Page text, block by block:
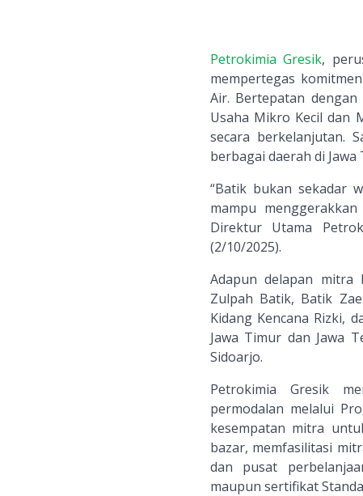
Petrokimia Gresik,
mempertegas
Air. Bertepatan
Usaha Mikro Kecil dan
secara berkelanjutan.
berbagai daerah di Jawa
“Batik bukan sekadar
mampu
Direktur Utama
(2/10/2025).
Adapun delapan mitra
Zulpah Batik, Batik
Kidang Kencana Rizki,
Jawa Timur dan Jawa
Sidoarjo.
Petrokimia Gresik
permodalan melalui
kesempatan mitra
bazar, memfasilitasi
dan pusat
maupun sertifikat